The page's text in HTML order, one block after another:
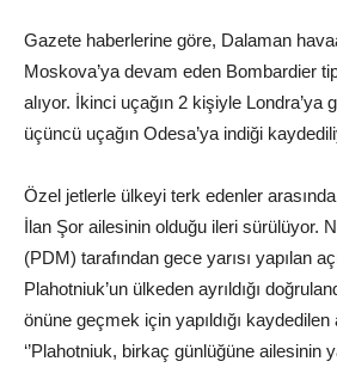
Gazete haberlerine göre, Dalaman
Moskova’ya devam eden Bombardier
alıyor. İkinci uçağın 2 kişiyle Londra’ya
üçüncü uçağın Odesa’ya indiği
Özel jetlerle ülkeyi terk edenler
İlan Şor ailesinin olduğu ileri sürülüyor.
(PDM) tarafından gece yarısı yapılan
Plahotniuk’un ülkeden ayrıldığı
önüne geçmek için yapıldığı kaydedilen
‘’Plahotniuk, birkaç günlüğüne ailesinin